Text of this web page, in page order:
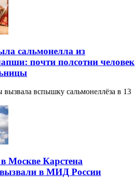
сальмонелла из
почти полсотни человек
вспышку сальмонеллёза в 13
Москве Карстена
вызвали в МИД России